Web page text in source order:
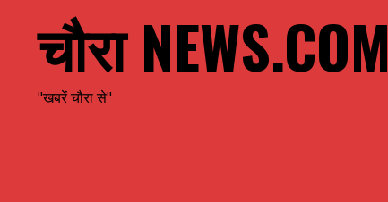
चौरा NEWS.COM
"खबरें चौरा से"